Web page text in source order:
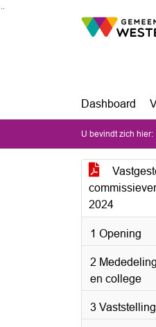
Ga naar de inhoud van deze
Ga naar het zoeken
Ga naar het menu
Dashboard
U bevindt zich hier:
2024
1 Opening
2
en college
3